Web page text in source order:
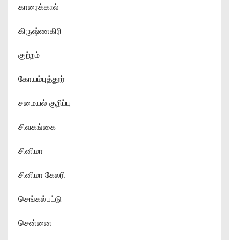
காரைக்கால்
கிருஷ்ணகிரி
குற்றம்
கோயம்புத்தூர்
சமையல் குறிப்பு
சிவகங்கை
சினிமா
சினிமா கேலரி
செங்கல்பட்டு
சென்னை